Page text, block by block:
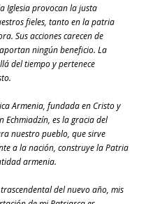
Iglesia provocan la justa
fieles, tanto en la patria
Sus acciones carecen de
ningún beneficio. La
del tiempo y pertenece
Armenia, fundada en Cristo y
Echmiadzín, es la gracia del
nuestro pueblo, que sirve
a la nación, construye la Patria
armenia.
del nuevo año, mis